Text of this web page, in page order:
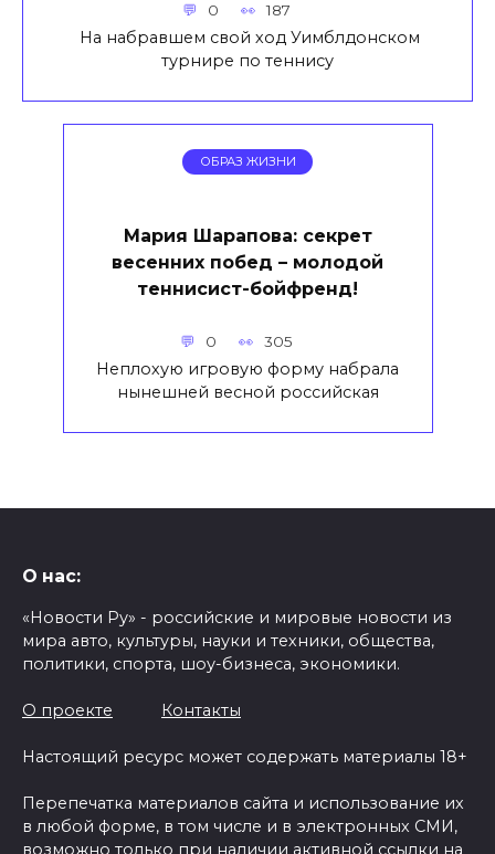
0 187
На набравшем свой ход Уимблдонском
турнире по теннису
ОБРАЗ ЖИЗНИ
Мария Шарапова: секрет
весенних побед – молодой
теннисист-бойфренд!
0 305
Неплохую игровую форму набрала
нынешней весной российская
О нас:
«Новости Ру» - российские и мировые новости из
мира авто, культуры, науки и техники, общества,
политики, спорта, шоу-бизнеса, экономики.
О проекте Контакты
Настоящий ресурс может содержать материалы 18+
Перепечатка материалов сайта и использование их
в любой форме, в том числе и в электронных СМИ,
возможно только при наличии активной ссылки на